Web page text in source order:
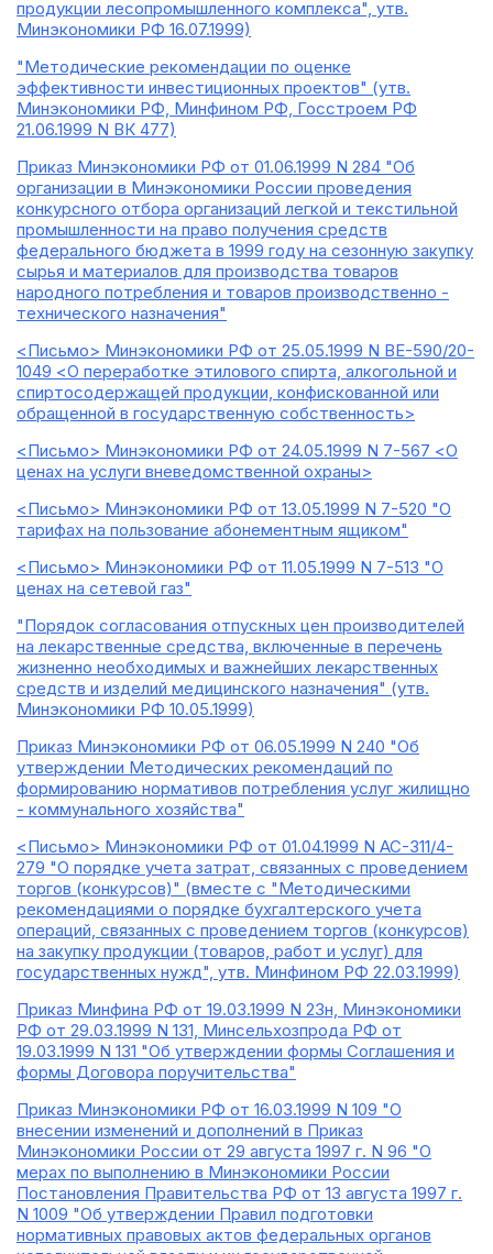
продукции лесопромышленного комплекса", утв.
Минэкономики РФ 16.07.1999)
"Методические рекомендации по оценке
эффективности инвестиционных проектов" (утв.
Минэкономики РФ, Минфином РФ, Госстроем РФ
21.06.1999 N ВК 477)
Приказ Минэкономики РФ от 01.06.1999 N 284 "Об
организации в Минэкономики России проведения
конкурсного отбора организаций легкой и текстильной
промышленности на право получения средств
федерального бюджета в 1999 году на сезонную закупку
сырья и материалов для производства товаров
народного потребления и товаров производственно -
технического назначения"
<Письмо> Минэкономики РФ от 25.05.1999 N ВЕ-590/20-
1049 <О переработке этилового спирта, алкогольной и
спиртосодержащей продукции, конфискованной или
обращенной в государственную собственность>
<Письмо> Минэкономики РФ от 24.05.1999 N 7-567 <О
ценах на услуги вневедомственной охраны>
<Письмо> Минэкономики РФ от 13.05.1999 N 7-520 "О
тарифах на пользование абонементным ящиком"
<Письмо> Минэкономики РФ от 11.05.1999 N 7-513 "О
ценах на сетевой газ"
"Порядок согласования отпускных цен производителей
на лекарственные средства, включенные в перечень
жизненно необходимых и важнейших лекарственных
средств и изделий медицинского назначения" (утв.
Минэкономики РФ 10.05.1999)
Приказ Минэкономики РФ от 06.05.1999 N 240 "Об
утверждении Методических рекомендаций по
формированию нормативов потребления услуг жилищно
- коммунального хозяйства"
<Письмо> Минэкономики РФ от 01.04.1999 N АС-311/4-
279 "О порядке учета затрат, связанных с проведением
торгов (конкурсов)" (вместе с "Методическими
рекомендациями о порядке бухгалтерского учета
операций, связанных с проведением торгов (конкурсов)
на закупку продукции (товаров, работ и услуг) для
государственных нужд", утв. Минфином РФ 22.03.1999)
Приказ Минфина РФ от 19.03.1999 N 23н, Минэкономики
РФ от 29.03.1999 N 131, Минсельхозпрода РФ от
19.03.1999 N 131 "Об утверждении формы Соглашения и
формы Договора поручительства"
Приказ Минэкономики РФ от 16.03.1999 N 109 "О
внесении изменений и дополнений в Приказ
Минэкономики России от 29 августа 1997 г. N 96 "О
мерах по выполнению в Минэкономики России
Постановления Правительства РФ от 13 августа 1997 г.
N 1009 "Об утверждении Правил подготовки
нормативных правовых актов федеральных органов